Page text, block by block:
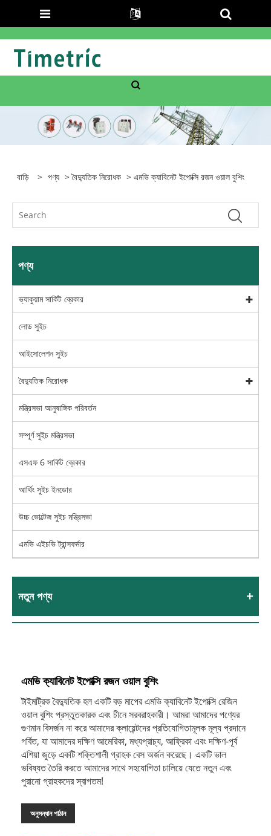
বাড়ি > পণ্য >বৈদ্যুতিক নিরোধক > এমভি ক্যাবিনেট ইপোক্সি রজন ওয়াল বুশিং
পণ্য
ভ্যাকুয়াম সার্কিট ব্রেকার
লোড সুইচ
আইসোলেশন সুইচ
বৈদ্যুতিক নিরোধক
মন্ত্রিসভা আনুষাঙ্গিক পরিবর্তন
সম্পূর্ণ সুইচ মন্ত্রিসভা
এসএফ 6 সার্কিট ব্রেকার
আর্থিং সুইচ ইনডোর
উচ্চ ভোল্টেজ সুইচ মন্ত্রিসভা
এমভি এইচভি ট্রান্সফর্মার
নতুন পণ্য
এমভি ক্যাবিনেট ইপোক্সি রজন ওয়াল বুশিং
টাইমট্রিক বৈদ্যুতিক হল একটি বড় মাপের এমভি ক্যাবিনেট ইপোক্সি রেজিন
ওয়াল বুশিং প্রস্তুতকারক এবং চীনে সরবরাহকারী। আমরা আমাদের পণ্যের
গুণমান বিসর্জন না করে আমাদের ক্লায়েন্টদের প্রতিযোগিতামূলক মূল্য প্রদানে
গর্বিত, যা আমাদের দক্ষিণ আমেরিকা, মধ্যপ্রাচ্য, আফ্রিকা এবং দক্ষিণ-পূর্ব
এশিয়া জুড়ে একটি শক্তিশালী গ্রাহক বেস অর্জন করেছে। একটি ভাল
ভবিষ্যত তৈরি করতে আমাদের সাথে সহযোগিতা চালিয়ে যেতে নতুন এবং
পুরানো গ্রাহকদের স্বাগতম!
অনুসন্ধান পাঠান